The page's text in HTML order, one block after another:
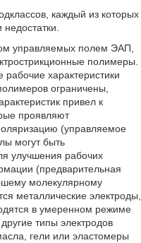
каждый из которых
управляемых полем ЭАП,
полимеры.
рабочие характеристики
ограничены,
привел к
проявляют
(управляемое
могут быть
улучшения рабочих
(предварительная
молекулярному
металлические электроды,
в умеренном режиме
типы электродов
гели или эластомеры